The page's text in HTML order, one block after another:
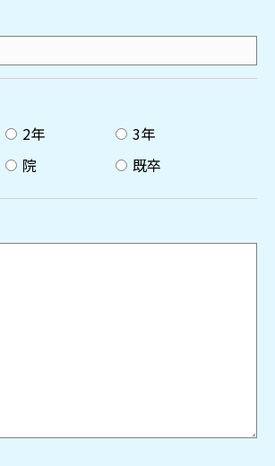
2年
3年
院 既卒